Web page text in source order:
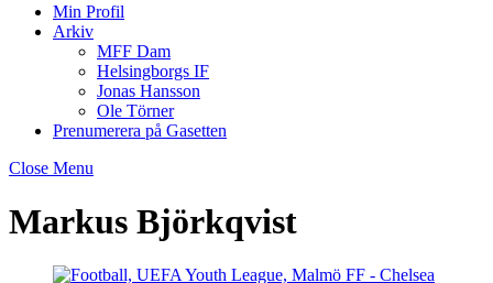
Min Profil
Arkiv
MFF Dam
Helsingborgs IF
Jonas Hansson
Ole Törner
Prenumerera på Gasetten
Close Menu
Markus Björkqvist